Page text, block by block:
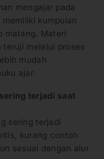
mengajar pada
kumpulan
matang. Materi
melalui proses
mudah
ajar.
terjadi saat
sering terjadi
kurang contoh
sesuai dengan alur